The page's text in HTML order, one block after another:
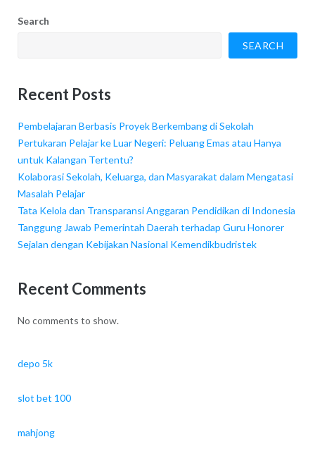
Search
SEARCH
Recent Posts
Pembelajaran Berbasis Proyek Berkembang di Sekolah
Pertukaran Pelajar ke Luar Negeri: Peluang Emas atau Hanya
untuk Kalangan Tertentu?
Kolaborasi Sekolah, Keluarga, dan Masyarakat dalam Mengatasi
Masalah Pelajar
Tata Kelola dan Transparansi Anggaran Pendidikan di Indonesia
Tanggung Jawab Pemerintah Daerah terhadap Guru Honorer
Sejalan dengan Kebijakan Nasional Kemendikbudristek
Recent Comments
No comments to show.
depo 5k
slot bet 100
mahjong